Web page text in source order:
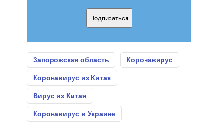
Подписаться
Запорожская область Коронавирус
Коронавирус из Китая
Вирус из Китая
Коронавирус в Украине